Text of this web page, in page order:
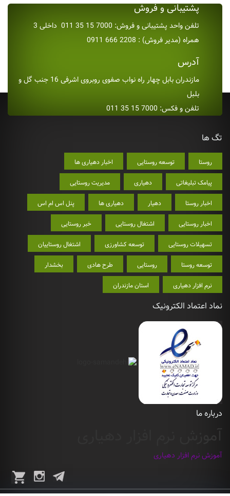
پشتیبانی و فروش
تلفن واحد پشتیبانی و فروش: 7000 15 35 011 داخلی 3
همراه (مدیر فروش) : 2208 666 0911
آدرس
مازندران بابل چهار راه نواب صفوی روبروی اشرفی 16 جنب گل و
بلبل
تلفن و فکس: 7000 15 35 011
تگ ها
روستا توسعه روستایی اخبار دهیاری ها
پیامک تبلیغاتی دهیاری مدیریت روستایی
اخبار روستا دهیار دهیاری ها پنل اس ام اس
اخبار روستایی اشتغال روستایی خبر روستایی
تسهیلات روستایی توسعه کشاورزی اشتغال روستاییان
توسعه روستا روستایی طرح هادی بخشدار
نرم افزار دهیاری استان مازندران
نماد اعتماد الکترونیک
درباره ما
آموزش نرم افزار دهیاری